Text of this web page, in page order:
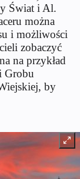
Świat i Al.
można
i możliwości
zobaczyć
na przykład
Grobu
by